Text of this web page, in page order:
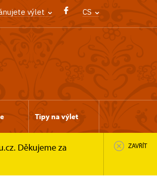
výlet CS
Tipy na výlet
Děkujeme za
ZAVŘÍT